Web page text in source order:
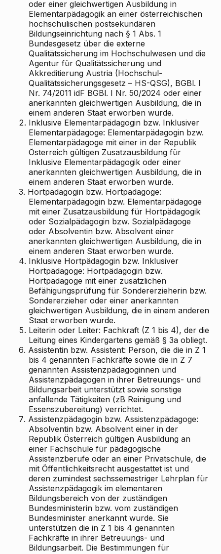
oder einer gleichwertigen Ausbildung in
Elementarpädagogik an einer österreichischen
hochschulischen postsekundären
Bildungseinrichtung nach § 1 Abs. 1
Bundesgesetz über die externe
Qualitätssicherung im Hochschulwesen und die
Agentur für Qualitätssicherung und
Akkreditierung Austria (Hochschul-
Qualitätssicherungsgesetz – HS-QSG), BGBl. I
Nr. 74/2011 idF BGBl. I Nr. 50/2024 oder einer
anerkannten gleichwertigen Ausbildung, die in
einem anderen Staat erworben wurde.
2. Inklusive Elementarpädagogin bzw. Inklusiver
Elementarpädagoge: Elementarpädagogin bzw.
Elementarpädagoge mit einer in der Republik
Österreich gültigen Zusatzausbildung für
Inklusive Elementarpädagogik oder einer
anerkannten gleichwertigen Ausbildung, die in
einem anderen Staat erworben wurde.
3. Hortpädagogin bzw. Hortpädagoge:
Elementarpädagogin bzw. Elementarpädagoge
mit einer Zusatzausbildung für Hortpädagogik
oder Sozialpädagogin bzw. Sozialpädagoge
oder Absolventin bzw. Absolvent einer
anerkannten gleichwertigen Ausbildung, die in
einem anderen Staat erworben wurde.
4. Inklusive Hortpädagogin bzw. Inklusiver
Hortpädagoge: Hortpädagogin bzw.
Hortpädagoge mit einer zusätzlichen
Befähigungsprüfung für Sondererzieherin bzw.
Sondererzieher oder einer anerkannten
gleichwertigen Ausbildung, die in einem anderen
Staat erworben wurde.
5. Leiterin oder Leiter: Fachkraft (Z 1 bis 4), der die
Leitung eines Kindergartens gemäß § 3a obliegt.
6. Assistentin bzw. Assistent: Person, die die in Z 1
bis 4 genannten Fachkräfte sowie die in Z 7
genannten Assistenzpädagoginnen und
Assistenzpädagogen in ihrer Betreuungs- und
Bildungsarbeit unterstützt sowie sonstige
anfallende Tätigkeiten (zB Reinigung und
Essenszubereitung) verrichtet.
7. Assistenzpädagogin bzw. Assistenzpädagoge:
Absolventin bzw. Absolvent einer in der
Republik Österreich gültigen Ausbildung an
einer Fachschule für pädagogische
Assistenzberufe oder an einer Privatschule, die
mit Öffentlichkeitsrecht ausgestattet ist und
deren zumindest sechssemestriger Lehrplan für
Assistenzpädagogik im elementaren
Bildungsbereich von der zuständigen
Bundesministerin bzw. vom zuständigen
Bundesminister anerkannt wurde. Sie
unterstützen die in Z 1 bis 4 genannten
Fachkräfte in ihrer Betreuungs- und
Bildungsarbeit. Die Bestimmungen für